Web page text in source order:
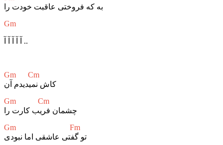
به که فروختی عاقبت خودت را
Gm Cm
کاش نمیدیدم آن
Gm Cm
چشمان فریب کارت را
Gm Fm
تو گفتی عاشقی اما نبودی